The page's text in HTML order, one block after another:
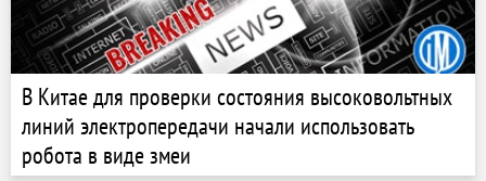
В Китае для проверки состояния высоковольтных
линий электропередачи начали использовать
робота в виде змеи